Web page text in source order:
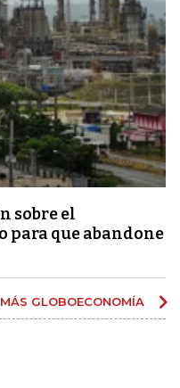
sobre el
que abandone
MÁS GLOBOECONOMÍA